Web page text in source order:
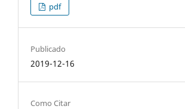
pdf
Publicado
2019-12-16
Como Citar